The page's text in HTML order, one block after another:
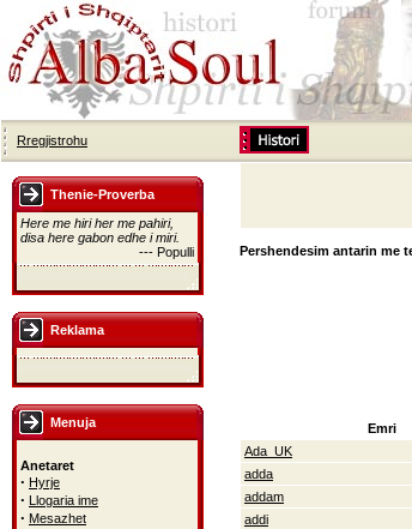
Rregjistrohu
Thenie-Proverba
Here me hiri her me pahiri,
disa here gabon edhe i miri.
--- Populli
Reklama
Menuja
Anetaret
· Hyrje
· Llogaria ime
· Mesazhet
Pershendesim antarin me
Emri
Ada_UK
adda
addam
addi